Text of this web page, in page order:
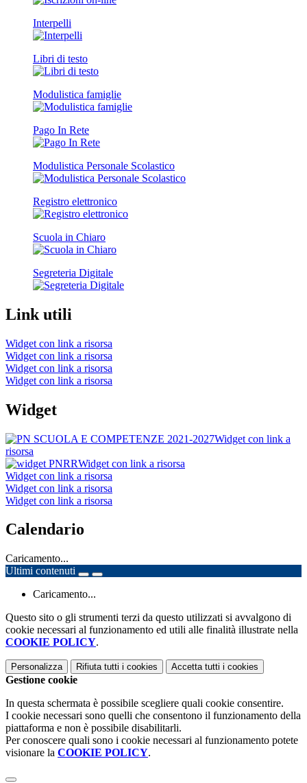
Interpelli
Libri di testo
Modulistica famiglie
Pago In Rete
Modulistica Personale Scolastico
Registro elettronico
Scuola in Chiaro
Segreteria Digitale
Link utili
Widget con link a risorsa
Widget con link a risorsa
Widget con link a risorsa
Widget con link a risorsa
Widget
Widget con link a
risorsa
Widget con link a risorsa
Widget con link a risorsa
Widget con link a risorsa
Widget con link a risorsa
Calendario
Caricamento...
Ultimi contenuti
Caricamento...
Questo sito o gli strumenti terzi da questo utilizzati si avvalgono di
cookie necessari al funzionamento ed utili alle finalità illustrate nella
COOKIE POLICY.
Personalizza Rifiuta tutti i cookies Accetta tutti i cookies
Gestione cookie
In questa schermata è possibile scegliere quali cookie consentire.
I cookie necessari sono quelli che consentono il funzionamento della
piattaforma e non è possibile disabilitarli.
Per conoscere quali sono i cookie necessari al funzionamento potete
visionare la COOKIE POLICY.